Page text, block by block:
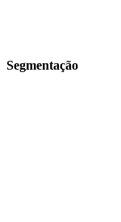
Segmentação